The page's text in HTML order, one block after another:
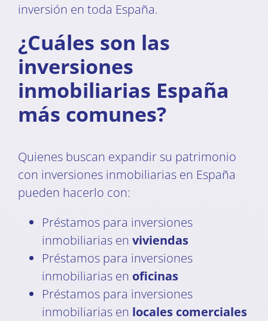
inversión en toda España.
¿Cuáles son las
inversiones
inmobiliarias España
más comunes?
Quienes buscan expandir su patrimonio
con inversiones inmobiliarias en España
pueden hacerlo con:
Préstamos para inversiones
inmobiliarias en viviendas
Préstamos para inversiones
inmobiliarias en oficinas
Préstamos para inversiones
inmobiliarias en locales comerciales